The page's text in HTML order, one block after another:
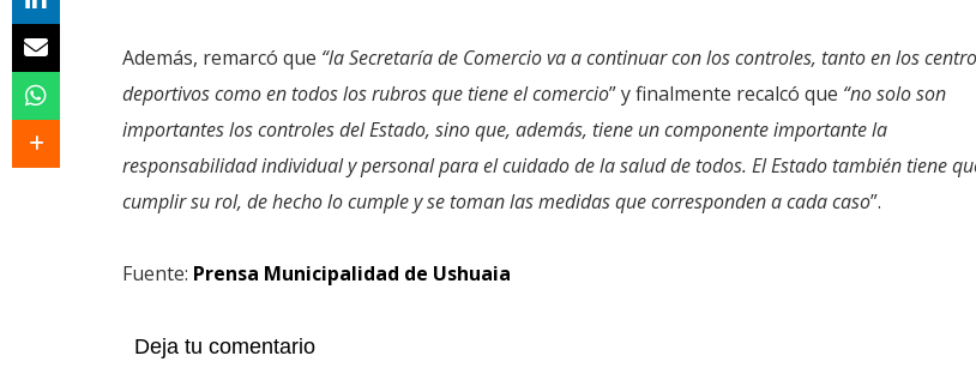
Además, remarcó que “la Secretaría de Comercio va a continuar con los controles, tanto en los
deportivos como en todos los rubros que tiene el comercio” y finalmente recalcó que “no solo son
importantes los controles del Estado, sino que, además, tiene un componente importante la
responsabilidad individual y personal para el cuidado de la salud de todos. El Estado también tiene
cumplir su rol, de hecho lo cumple y se toman las medidas que corresponden a cada caso”.
Fuente: Prensa Municipalidad de Ushuaia
Deja tu comentario